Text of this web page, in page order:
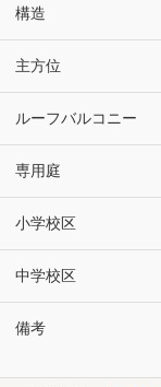
構造
主方位
ルーフバルコニー
専用庭
小学校区
中学校区
備考